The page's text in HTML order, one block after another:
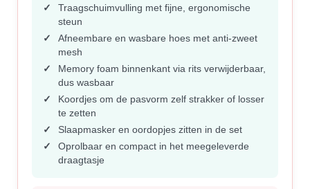
Traagschuimvulling met fijne, ergonomische
steun
Afneembare en wasbare hoes met anti-zweet
mesh
Memory foam binnenkant via rits verwijderbaar,
dus wasbaar
Koordjes om de pasvorm zelf strakker of losser
te zetten
Slaapmasker en oordopjes zitten in de set
Oprolbaar en compact in het meegeleverde
draagtasje